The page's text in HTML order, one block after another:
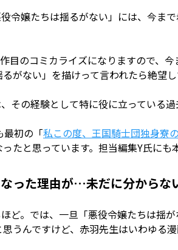
役令嬢たちは揺るがない」には、今
目のコミカライズになりますので、
るがない」を描けって言われたら絶望
その経験として特に役に立っている
最初の「私この度、王国騎士団独身寮
たと思っています。担当編集Y氏に
った理由が…未だに分からな
ど。では、一旦「悪役令嬢たちは揺
うんですけど、赤羽先生はいわゆ